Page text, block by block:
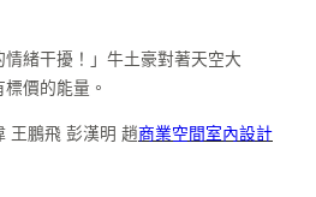
情緒干擾！」牛土豪對著天空大
價的能量。
王鵬飛 彭漢明 趙商業空間室內設計